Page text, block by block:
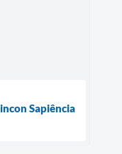
Sapiência